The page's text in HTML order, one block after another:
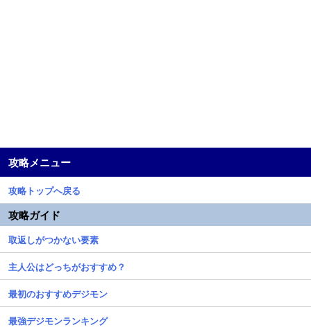
攻略メニュー
攻略トップへ戻る
攻略ガイド
取返しがつかない要素
主人公はどっちがおすすめ？
最初のおすすめデジモン
最強デジモンランキング